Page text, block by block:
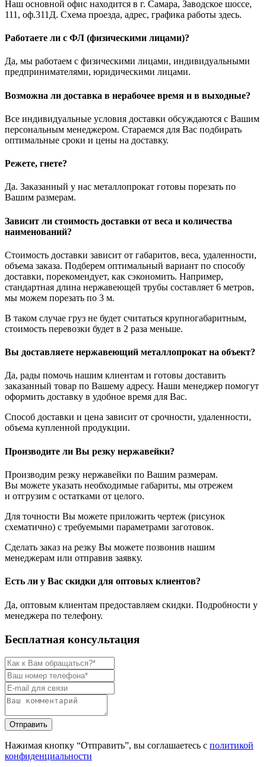
Наш основной офис находится в г. Самара, Заводское шоссе,
111, оф.311Д. Схема проезда, адрес, графика работы здесь.
Работаете ли с ФЛ (физическими лицами)?
Да, мы работаем с физическими лицами, индивидуальными
предпринимателями, юридическими лицами.
Возможна ли доставка в нерабочее время и в выходные?
Все индивидуальные условия доставки обсуждаются с Вашим
персональным менеджером. Стараемся для Вас подбирать
оптимальные сроки и цены на доставку.
Режете, гнете?
Да. Заказанный у нас металлопрокат готовы порезать по
Вашим размерам.
Зависит ли стоимость доставки от веса и количества
наименований?
Стоимость доставки зависит от габаритов, веса, удаленности,
объема заказа. Подберем оптимальный вариант по способу
доставки, порекомендует, как сэкономить. Например,
стандартная длина нержавеющей трубы составляет 6 метров,
мы можем порезать по 3 м.
В таком случае груз не будет считаться крупногабаритным,
стоимость перевозки будет в 2 раза меньше.
Вы доставляете нержавеющий металлопрокат на объект?
Да, рады помочь нашим клиентам и готовы доставить
заказанный товар по Вашему адресу. Наши менеджер помогут
оформить доставку в удобное время для Вас.
Способ доставки и цена зависит от срочности, удаленности,
объема купленной продукции.
Производите ли Вы резку нержавейки?
Производим резку нержавейки по Вашим размерам.
Вы можете указать необходимые габариты, мы отрежем
и отгрузим с остатками от целого.
Для точности Вы можете приложить чертеж (рисунок
схематично) с требуемыми параметрами заготовок.
Сделать заказ на резку Вы можете позвонив нашим
менеджерам или отправив заявку.
Есть ли у Вас скидки для оптовых клиентов?
Да, оптовым клиентам предоставляем скидки. Подробности у
менеджера по телефону.
Бесплатная консультация
Нажимая кнопку “Отправить”, вы соглашаетесь с политикой
конфиденциальности